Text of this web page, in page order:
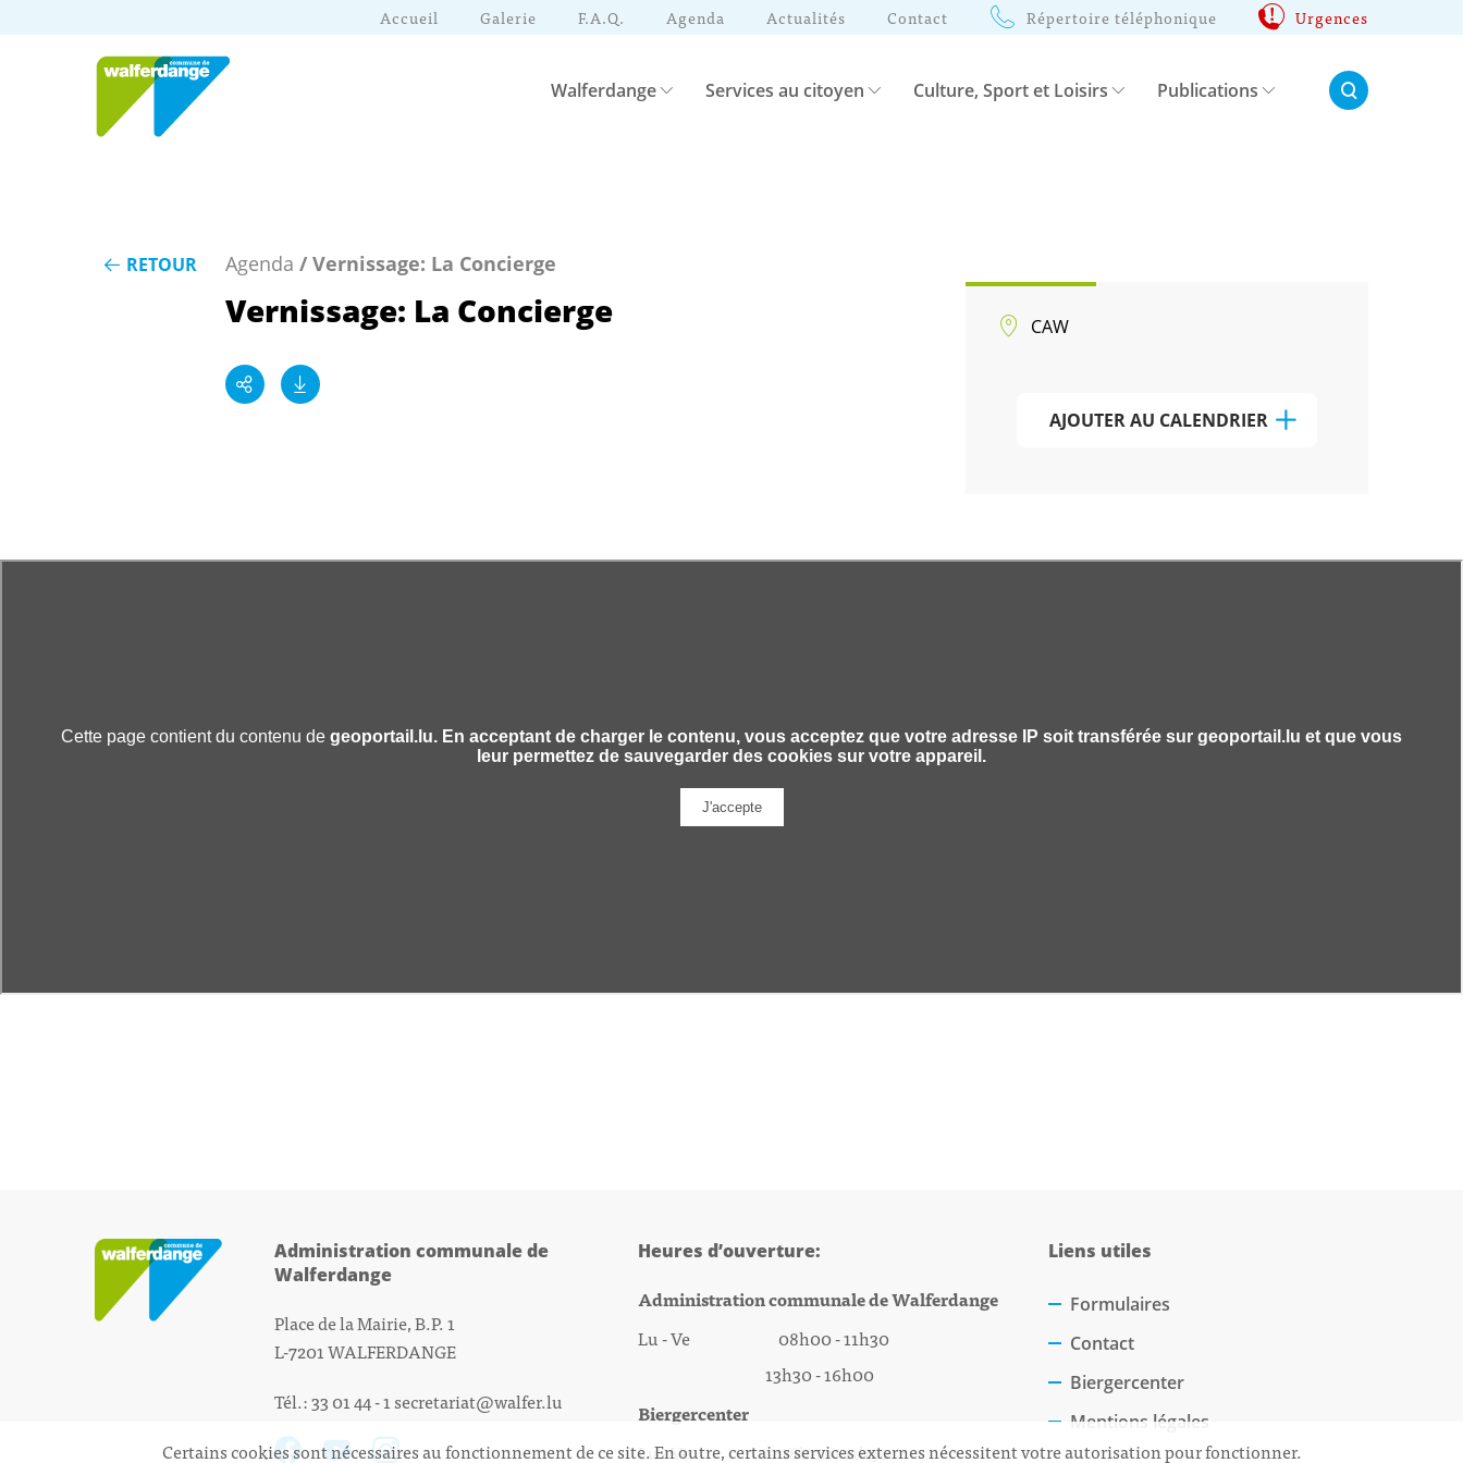
Accueil Galerie F.A.Q. Agenda Actualités Contact Répertoire téléphonique Urgences
Walferdange Services au citoyen Culture, Sport et Loisirs Publications Rechercher:
RETOUR Agenda / Vernissage: La Concierge
Vernissage: La Concierge CAW
AJOUTER AU CALENDRIER
Administration communale de
Walferdange
Place de la Mairie, B.P. 1
L-7201 WALFERDANGE
Tél.: 33 01 44 - 1secretariat@walfer.lu
Heures d’ouverture:
Administration communale de Walferdange
Lu - Ve 08h00 - 11h30
13h30 - 16h00
Biergercenter
Lu - Ve 08h00 - 11h30
Liens utiles
Formulaires
Contact
Biergercenter
Mentions légales
Certains cookies sont nécessaires au fonctionnement de ce site. En outre, certains services externes nécessitent votre autorisation pour fonctionner.